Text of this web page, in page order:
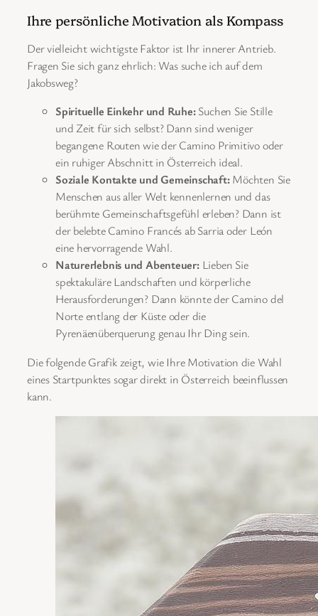
Ihre persönliche Motivation als Kompass
Der vielleicht wichtigste Faktor ist Ihr innerer Antrieb.
Fragen Sie sich ganz ehrlich: Was suche ich auf dem
Jakobsweg?
Spirituelle Einkehr und Ruhe:Suchen Sie Stille
und Zeit für sich selbst? Dann sind weniger
begangene Routen wie der Camino Primitivo oder
ein ruhiger Abschnitt in Österreich ideal.
Soziale Kontakte und Gemeinschaft:Möchten Sie
Menschen aus aller Welt kennenlernen und das
berühmte Gemeinschaftsgefühl erleben? Dann ist
der belebte Camino Francés ab Sarria oder León
eine hervorragende Wahl.
Naturerlebnis und Abenteuer:Lieben Sie
spektakuläre Landschaften und körperliche
Herausforderungen? Dann könnte der Camino del
Norte entlang der Küste oder die
Pyrenäenüberquerung genau Ihr Ding sein.
Die folgende Grafik zeigt, wie Ihre Motivation die Wahl
eines Startpunktes sogar direkt in Österreich beeinflussen
kann.